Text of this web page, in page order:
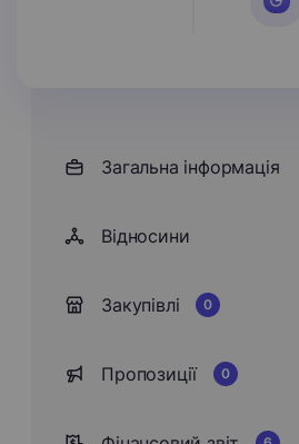
Загальна інформація
Відносини
Закупівлі 0
Пропозиції 0